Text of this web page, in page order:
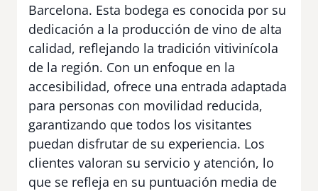
Barcelona. Esta bodega es conocida por su
dedicación a la producción de vino de alta
calidad, reflejando la tradición vitivinícola
de la región. Con un enfoque en la
accesibilidad, ofrece una entrada adaptada
para personas con movilidad reducida,
garantizando que todos los visitantes
puedan disfrutar de su experiencia. Los
clientes valoran su servicio y atención, lo
que se refleja en su puntuación media de